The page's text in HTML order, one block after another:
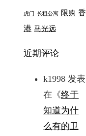
虎门 长租公寓 限购 香
港 马光远
近期评论
k1998 发表
在《终于
知道为什
么有的卫